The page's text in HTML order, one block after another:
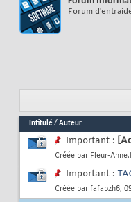
Forum
Intitulé/ Auteur
Important :
Créée par Fleur-
Important :
Créée par fafabzh6,